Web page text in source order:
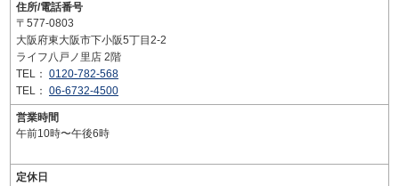
住所/電話番号
〒577-0803
大阪府東大阪市下小阪5丁目2-2
ライフ八戸ノ里店 2階
TEL： 0120-782-568
TEL： 06-6732-4500
営業時間
午前10時〜午後6時
定休日